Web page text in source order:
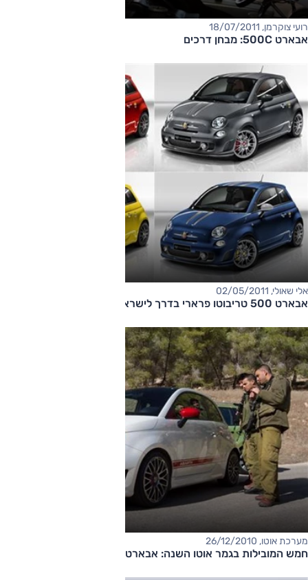
רועי צוקרמן, 18/07/2011
אבארט 500C: מבחן דרכים
אלי שאולי, 02/05/2011
אבארט 500 טריבוטו פרארי בדרך לישראל
מערכת אוטו, 26/12/2010
חמש המובילות בגמר אוטו השנה: אבארט 500